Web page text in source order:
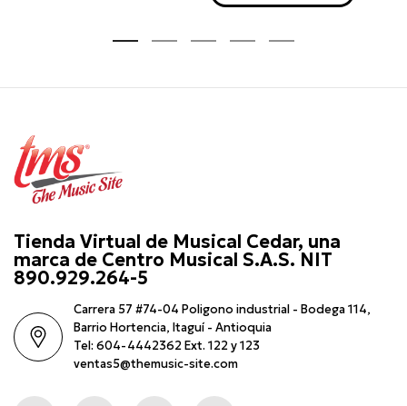
Tienda Virtual de Musical Cedar, una
marca de Centro Musical S.A.S. NIT
890.929.264-5
Carrera 57 #74-04 Poligono industrial - Bodega 114,
Barrio Hortencia, Itaguí - Antioquia
Tel: 604-4442362 Ext. 122 y 123
ventas5@themusic-site.com